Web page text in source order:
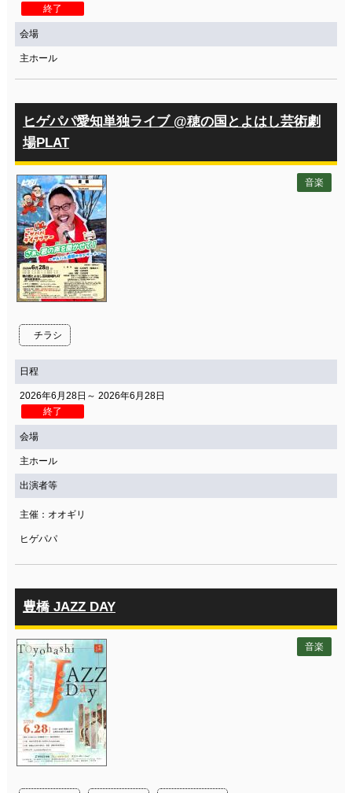
終了
会場
主ホール
ヒゲパパ愛知単独ライブ @穂の国とよはし芸術劇
場PLAT
チラシ
音楽
日程
2026年6月28日～ 2026年6月28日
終了
会場
主ホール
出演者等
主催：オオギリ
ヒゲパパ
豊橋 JAZZ DAY
音楽